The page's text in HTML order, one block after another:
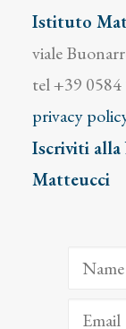
Istituto
viale
tel +39
privacy
Iscriviti
Matteucci